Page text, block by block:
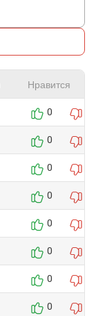
Нравится
0
0
0
0
0
0
0
0